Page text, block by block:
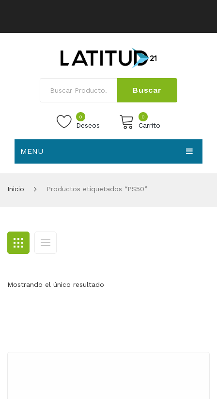
Buscar
0
Deseos
0
Carrito
MENU
BLOG
CONTACTO
Inicio Productos etiquetados “PS50”
Mostrando el único resultado